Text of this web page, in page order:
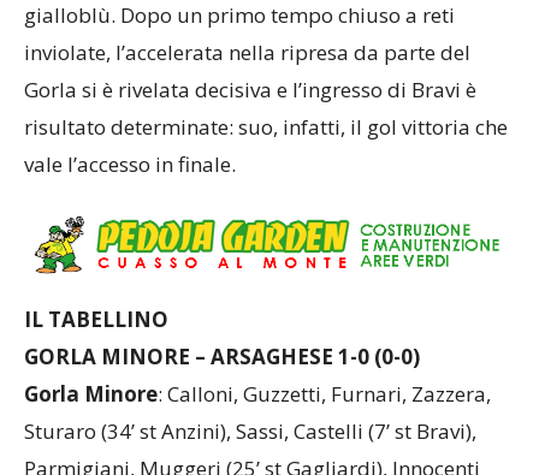
gialloblù. Dopo un primo tempo chiuso a reti
inviolate, l’accelerata nella ripresa da parte del
Gorla si è rivelata decisiva e l’ingresso di Bravi è
risultato determinate: suo, infatti, il gol vittoria che
vale l’accesso in finale.
GORLA MINORE – ARSAGHESE 1-0 (0-0)